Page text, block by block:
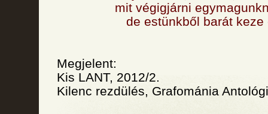
mit végigjárni
de estünkből barát keze
Megjelent:
Kis LANT, 2012/2.
Kilenc rezdülés, Grafománia